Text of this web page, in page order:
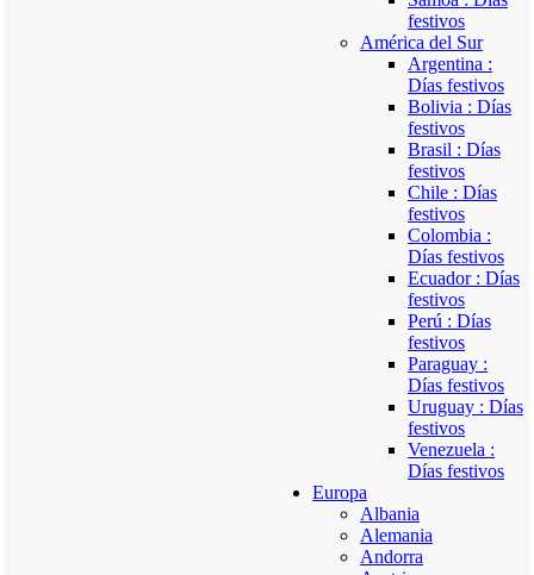
festivos
América del Sur
Argentina :
Días festivos
Bolivia : Días
festivos
Brasil : Días
festivos
Chile : Días
festivos
Colombia :
Días festivos
Ecuador : Días
festivos
Perú : Días
festivos
Paraguay :
Días festivos
Uruguay : Días
festivos
Venezuela :
Días festivos
Europa
Albania
Alemania
Andorra